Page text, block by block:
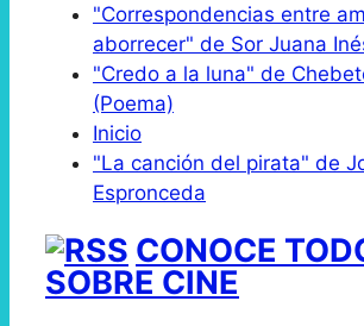
"Correspondencias entre
aborrecer" de Sor Juana
"Credo a la luna" de
(Poema)
Inicio
"La canción del pirata" de
Espronceda
CONOCE
SOBRE CINE